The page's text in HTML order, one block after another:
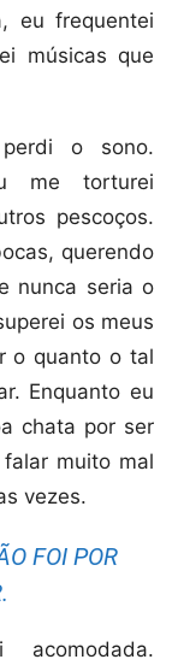
eu frequentei
músicas que
o sono.
me torturei
pescoços.
querendo
nunca seria o
os meus
o quanto o tal
Enquanto eu
chata por ser
muito mal
vezes.
FOI POR